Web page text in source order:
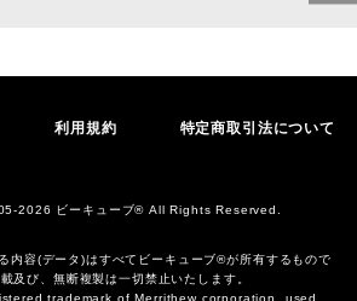
利用規約 特定商取引法について
2026 ビーキューブ® All Rights Reserved.
内容(データ)はすべてビーキューブ®︎が所有するもので
及び、無断複製は一切禁止いたします。
trademark of Merrithew corporation, used